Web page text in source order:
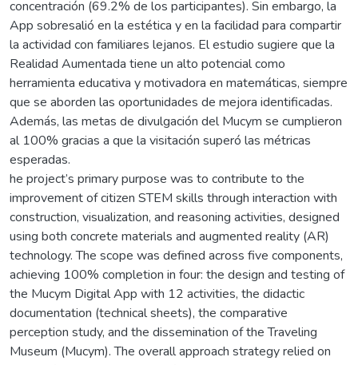
concentración (69.2% de los participantes). Sin embargo, la
App sobresalió en la estética y en la facilidad para compartir
la actividad con familiares lejanos. El estudio sugiere que la
Realidad Aumentada tiene un alto potencial como
herramienta educativa y motivadora en matemáticas, siempre
que se aborden las oportunidades de mejora identificadas.
Además, las metas de divulgación del Mucym se cumplieron
al 100% gracias a que la visitación superó las métricas
esperadas.
he project’s primary purpose was to contribute to the
improvement of citizen STEM skills through interaction with
construction, visualization, and reasoning activities, designed
using both concrete materials and augmented reality (AR)
technology. The scope was defined across five components,
achieving 100% completion in four: the design and testing of
the Mucym Digital App with 12 activities, the didactic
documentation (technical sheets), the comparative
perception study, and the dissemination of the Traveling
Museum (Mucym). The overall approach strategy relied on